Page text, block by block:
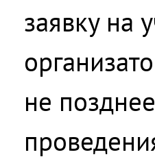
заявку на
не